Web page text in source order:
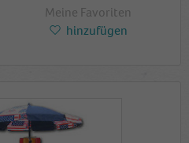
Meine Favoriten
hinzufügen